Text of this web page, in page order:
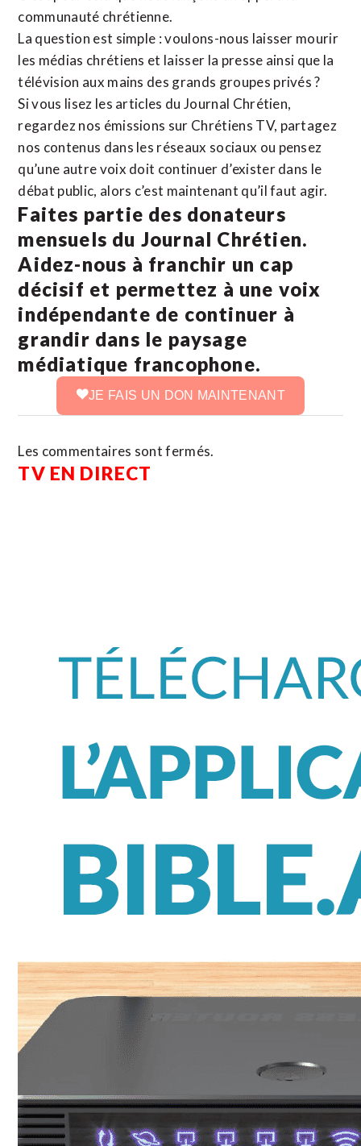
communauté chrétienne.
La question est simple : voulons-nous laisser mourir
les médias chrétiens et laisser la presse ainsi que la
télévision aux mains des grands groupes privés ?
Si vous lisez les articles du Journal Chrétien,
regardez nos émissions sur Chrétiens TV, partagez
nos contenus dans les réseaux sociaux ou pensez
qu’une autre voix doit continuer d’exister dans le
débat public, alors c’est maintenant qu’il faut agir.
Faites partie des donateurs
mensuels du Journal Chrétien.
Aidez-nous à franchir un cap
décisif et permettez à une voix
indépendante de continuer à
grandir dans le paysage
médiatique francophone.
JE FAIS UN DON MAINTENANT
Les commentaires sont fermés.
TV EN DIRECT